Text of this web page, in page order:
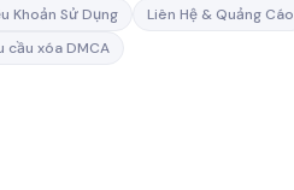
Khoản Sử Dụng
Liên Hệ & Quảng Cáo
cầu xóa DMCA